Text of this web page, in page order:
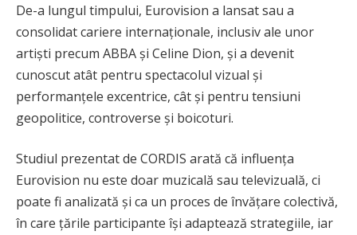
De-a lungul timpului, Eurovision a lansat sau a
consolidat cariere internaționale, inclusiv ale unor
artiști precum ABBA și Celine Dion, și a devenit
cunoscut atât pentru spectacolul vizual și
performanțele excentrice, cât și pentru tensiuni
geopolitice, controverse și boicoturi.
Studiul prezentat de CORDIS arată că influența
Eurovision nu este doar muzicală sau televizuală, ci
poate fi analizată și ca un proces de învățare colectivă,
în care țările participante își adaptează strategiile, iar